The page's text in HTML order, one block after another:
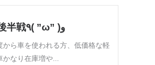
2月後半戦٩( ”ω” )و
から車を使われる方、低価格な軽
かなり在庫増や...